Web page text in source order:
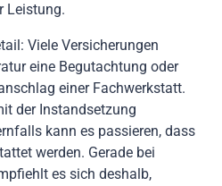
Leistung.
Viele Versicherungen
eine Begutachtung oder
einer Fachwerkstatt.
der Instandsetzung
kann es passieren, dass
werden. Gerade bei
es sich deshalb,